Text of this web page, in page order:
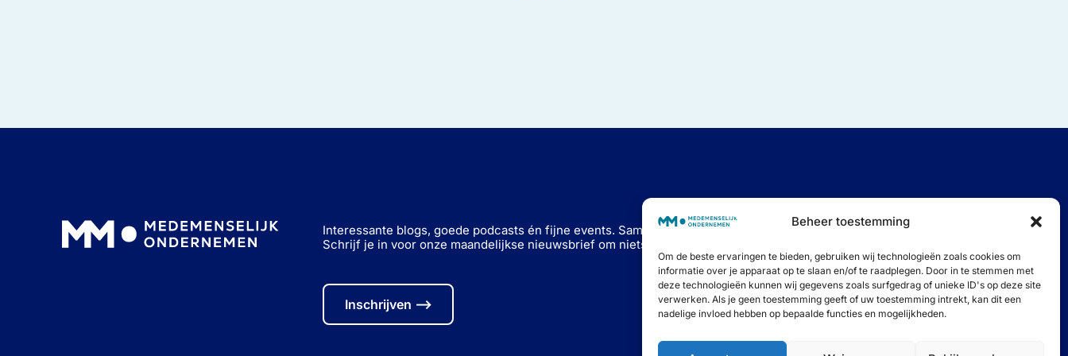
Beheer toestemming
Om de beste ervaringen te bieden, gebruiken wij technologieën zoals cookies om
informatie over je apparaat op te slaan en/of te raadplegen. Door in te stemmen met
deze technologieën kunnen wij gegevens zoals surfgedrag of unieke ID's op deze site
verwerken. Als je geen toestemming geeft of uw toestemming intrekt, kan dit een
nadelige invloed hebben op bepaalde functies en mogelijkheden.
Interessante blogs, goede podcasts én fijne events. Samen op weg naar Medemenselijk Ondernemen.
Schrijf je in voor onze maandelijkse nieuwsbrief om niets meer te missen.
Inschrijven ⟶